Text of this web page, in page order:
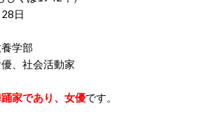
日
学部
、社会活動家
家であり、女優です。